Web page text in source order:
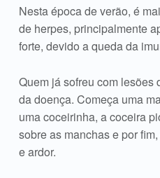
Nesta época de verão, é
de herpes, principalmente
forte, devido a queda da
Quem já sofreu com lesões
da doença. Começa uma
uma coceirinha, a coceira
sobre as manchas e por
e ardor.